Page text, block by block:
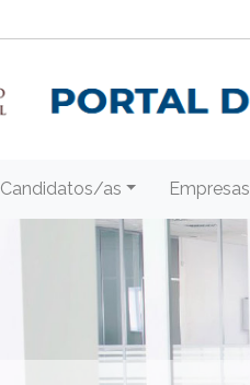
Candidatos/as Empresas